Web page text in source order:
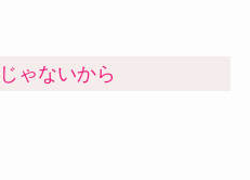
ゃないから